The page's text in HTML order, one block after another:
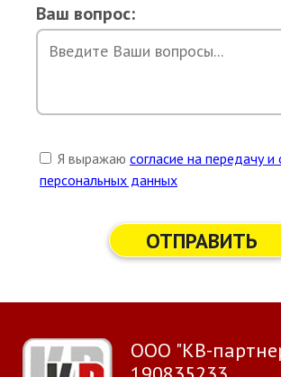
Ваш вопрос:
Я выражаю согласие на передачу
персональных данных
ОТПРАВИТЬ
ООО "КВ-